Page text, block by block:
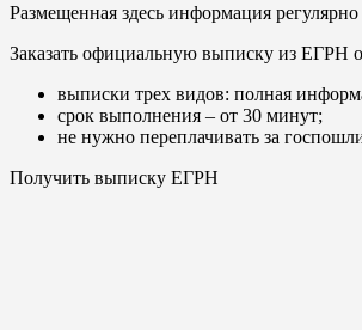
Размещенная здесь информация
Заказать официальную выписку из ЕГРН
выписки трех видов: полная
срок выполнения – от 30 минут;
не нужно переплачивать за
Получить выписку ЕГРН